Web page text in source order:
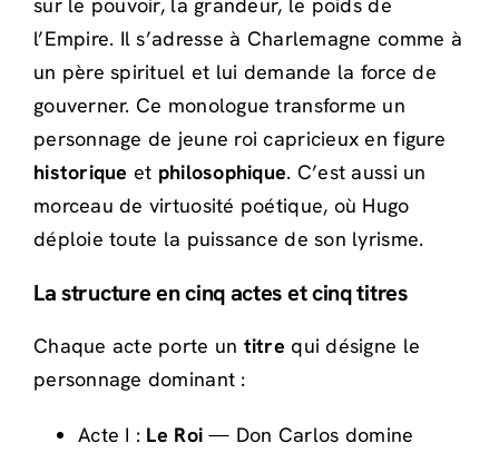
l’Empire. Il s’adresse à Charlemagne comme à
un père spirituel et lui demande la force de
gouverner. Ce monologue transforme un
personnage de jeune roi capricieux en figure
historique et philosophique. C’est aussi un
morceau de virtuosité poétique, où Hugo
déploie toute la puissance de son lyrisme.
La structure en cinq actes et cinq titres
Chaque acte porte un titre qui désigne le
personnage dominant :
Acte I : Le Roi — Don Carlos domine